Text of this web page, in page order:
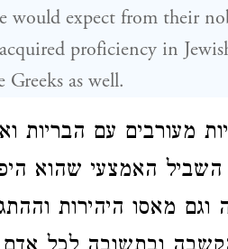
would expect from their
proficiency in
as well.
מעורבים עם הבריות
האמצעי שהוא
וגם מאסו היהירות